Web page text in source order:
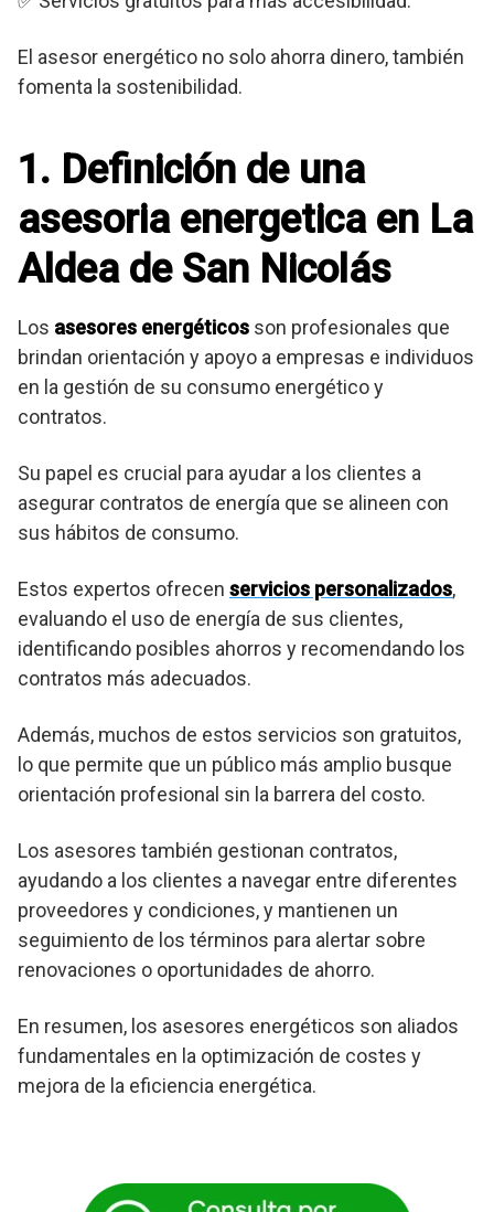
El asesor energético no solo ahorra dinero, también
fomenta la sostenibilidad.
1. Definición de una
asesoria energetica en La
Aldea de San Nicolás
Los asesores energéticos son profesionales que
brindan orientación y apoyo a empresas e individuos
en la gestión de su consumo energético y
contratos.
Su papel es crucial para ayudar a los clientes a
asegurar contratos de energía que se alineen con
sus hábitos de consumo.
Estos expertos ofrecen servicios personalizados,
evaluando el uso de energía de sus clientes,
identificando posibles ahorros y recomendando los
contratos más adecuados.
Además, muchos de estos servicios son gratuitos,
lo que permite que un público más amplio busque
orientación profesional sin la barrera del costo.
Los asesores también gestionan contratos,
ayudando a los clientes a navegar entre diferentes
proveedores y condiciones, y mantienen un
seguimiento de los términos para alertar sobre
renovaciones o oportunidades de ahorro.
En resumen, los asesores energéticos son aliados
fundamentales en la optimización de costes y
mejora de la eficiencia energética.